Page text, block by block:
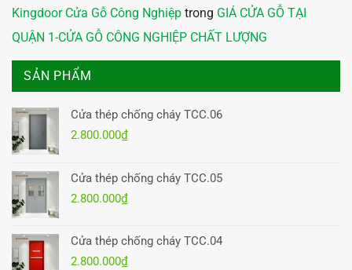
Kingdoor Cửa Gỗ Công Nghiệp trong GIÁ CỬA GỖ TẠI
QUẬN 1-CỬA GỖ CÔNG NGHIỆP CHẤT LƯỢNG
SẢN PHẨM
Cửa thép chống cháy TCC.06
2.800.000₫
Cửa thép chống cháy TCC.05
2.800.000₫
Cửa thép chống cháy TCC.04
2.800.000₫